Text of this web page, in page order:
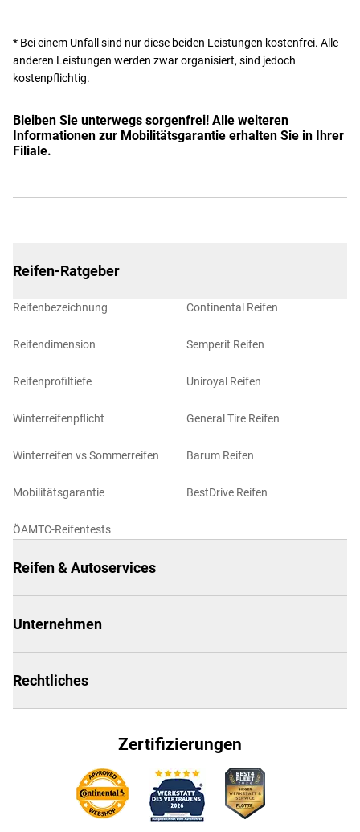
* Bei einem Unfall sind nur diese beiden Leistungen kostenfrei. Alle
anderen Leistungen werden zwar organisiert, sind jedoch
kostenpflichtig.
Bleiben Sie unterwegs sorgenfrei! Alle weiteren
Informationen zur Mobilitätsgarantie erhalten Sie in Ihrer
Filiale.
Reifen-Ratgeber
Reifenbezeichnung
Reifendimension
Reifenprofiltiefe
Winterreifenpflicht
Winterreifen vs Sommerreifen
Mobilitätsgarantie
ÖAMTC-Reifentests
Continental Reifen
Semperit Reifen
Uniroyal Reifen
General Tire Reifen
Barum Reifen
BestDrive Reifen
Reifen & Autoservices
Unternehmen
Rechtliches
Zertifizierungen